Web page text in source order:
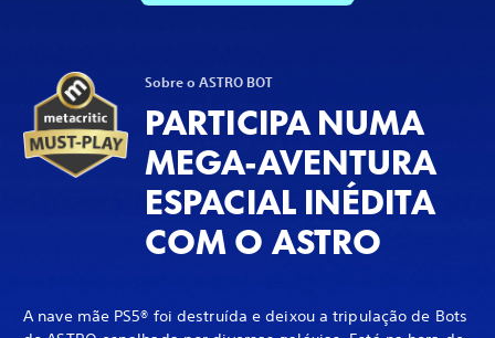
Sobre o ASTRO BOT
PARTICIPA NUMA
MEGA-AVENTURA
ESPACIAL INÉDITA
COM O ASTRO
A nave mãe PS5® foi destruída e deixou a tripulação de Bots